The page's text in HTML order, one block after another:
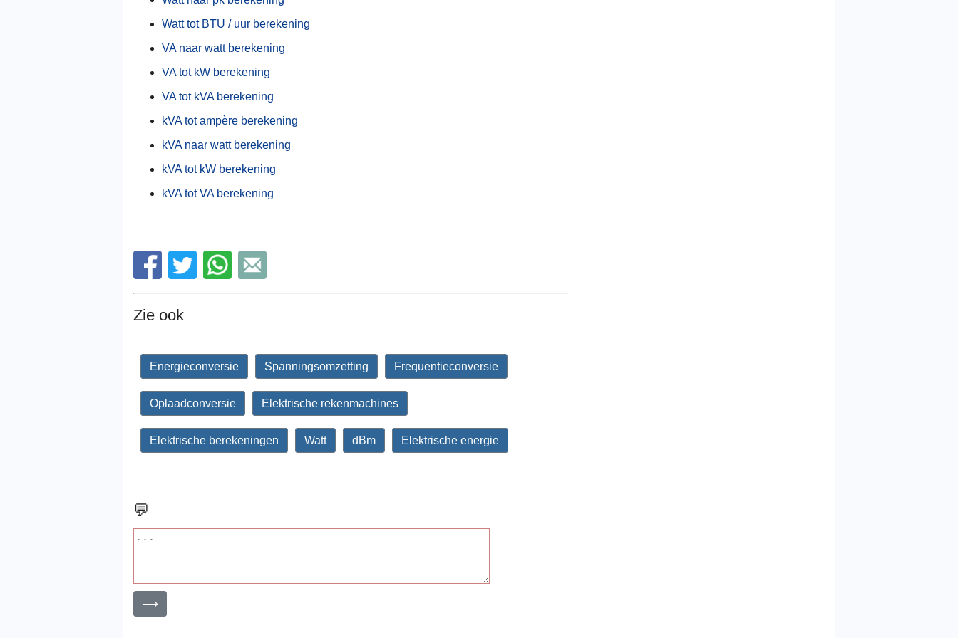
Watt tot BTU / uur berekening
VA naar watt berekening
VA tot kW berekening
VA tot kVA berekening
kVA tot ampère berekening
kVA naar watt berekening
kVA tot kW berekening
kVA tot VA berekening
Zie ook
Energieconversie Spanningsomzetting Frequentieconversie
Oplaadconversie Elektrische rekenmachines
Elektrische berekeningen Watt dBm Elektrische energie
💬
⟶